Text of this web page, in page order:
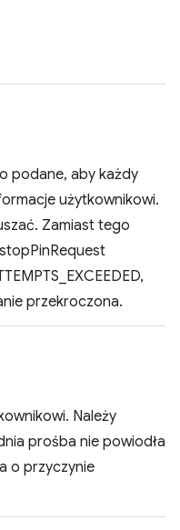
podane, aby każdy
użytkownikowi.
Zamiast tego
przekroczona.
Należy
prośba nie powiodła
o przyczynie